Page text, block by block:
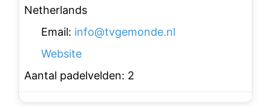
Netherlands
Email: info@tvgemonde.nl
Website
Aantal padelvelden: 2